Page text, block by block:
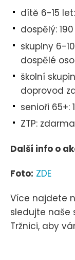
dítě 6-15
dospělý:
skupiny 6-
dospělé
školní
doprovod
senioři 65+:
ZTP: zdarma
Další info o
Foto: ZDE
Více najdete
sledujte naše
Tržnici, aby